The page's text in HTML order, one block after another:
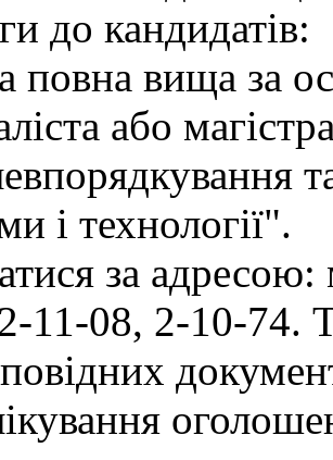
до кандидатів:
повна вища за
або
і технології".
за
11-08, 2-10-74.